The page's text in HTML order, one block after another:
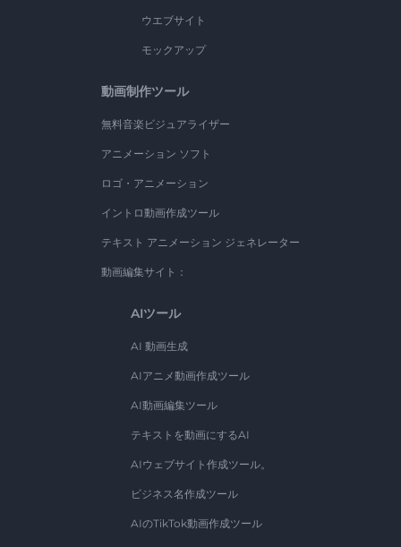
ウエブサイト
モックアップ
動画制作ツール
無料音楽ビジュアライザー
アニメーション ソフト
ロゴ・アニメーション
イントロ動画作成ツール
テキスト アニメーション ジェネレーター
動画編集サイト：
AIツール
AI 動画生成
AIアニメ動画作成ツール
AI動画編集ツール
テキストを動画にするAI
AIウェブサイト作成ツール。
ビジネス名作成ツール
AIのTikTok動画作成ツール